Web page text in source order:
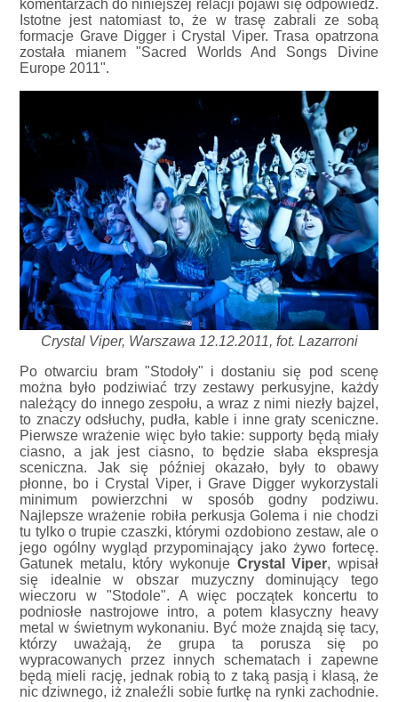
komentarzach do niniejszej relacji pojawi się odpowiedź.
Istotne jest natomiast to, że w trasę zabrali ze sobą
formacje Grave Digger i Crystal Viper. Trasa opatrzona
została mianem "Sacred Worlds And Songs Divine
Europe 2011".
Crystal Viper, Warszawa 12.12.2011, fot. Lazarroni
Po otwarciu bram "Stodoły" i dostaniu się pod scenę
można było podziwiać trzy zestawy perkusyjne, każdy
należący do innego zespołu, a wraz z nimi niezły bajzel,
to znaczy odsłuchy, pudła, kable i inne graty sceniczne.
Pierwsze wrażenie więc było takie: supporty będą miały
ciasno, a jak jest ciasno, to będzie słaba ekspresja
sceniczna. Jak się później okazało, były to obawy
płonne, bo i Crystal Viper, i Grave Digger wykorzystali
minimum powierzchni w sposób godny podziwu.
Najlepsze wrażenie robiła perkusja Golema i nie chodzi
tu tylko o trupie czaszki, którymi ozdobiono zestaw, ale o
jego ogólny wygląd przypominający jako żywo fortecę.
Gatunek metalu, który wykonuje Crystal Viper, wpisał
się idealnie w obszar muzyczny dominujący tego
wieczoru w "Stodole". A więc początek koncertu to
podniosłe nastrojowe intro, a potem klasyczny heavy
metal w świetnym wykonaniu. Być może znajdą się tacy,
którzy uważają, że grupa ta porusza się po
wypracowanych przez innych schematach i zapewne
będą mieli rację, jednak robią to z taką pasją i klasą, że
nic dziwnego, iż znaleźli sobie furtkę na rynki zachodnie.